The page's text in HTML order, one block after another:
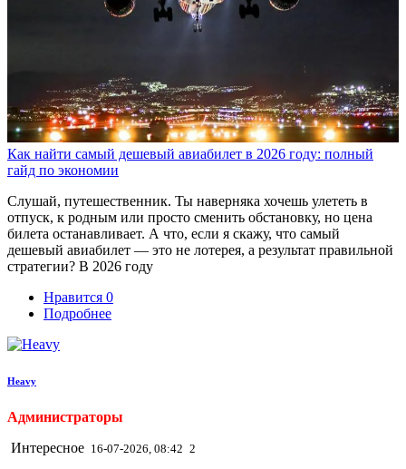
Как найти самый дешевый авиабилет в 2026 году: полный
гайд по экономии
Слушай, путешественник. Ты наверняка хочешь улететь в
отпуск, к родным или просто сменить обстановку, но цена
билета останавливает. А что, если я скажу, что самый
дешевый авиабилет — это не лотерея, а результат правильной
стратегии? В 2026 году
Нравится 0
Подробнее
Heavy
Администраторы
Интересное 16-07-2026, 08:42 2